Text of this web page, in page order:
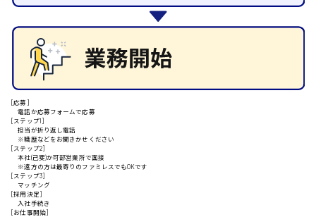
山県郡
安芸太田町
安芸郡
山口県
[応募]
電話か応募フォームで応募
[ステップ1]
担当が折り返し電話
※職歴などをお聞きかせください
[ステップ2]
本社(己斐)か可部営業所で面接
※遠方の方は最寄りのファミレスでもOKです
[ステップ3]
マッチング
[採用決定]
入社手続き
[お仕事開始]